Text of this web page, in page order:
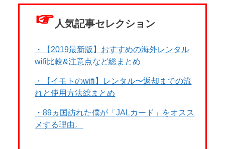
☞ 人気記事セレクション
・【2019最新版】おすすめの海外レンタル
wifi比較&注意点など総まとめ
・【イモトのwifi】レンタル〜返却までの流
れと使用方法総まとめ
・89ヵ国訪れた僕が「JALカード」をオスス
メする理由。